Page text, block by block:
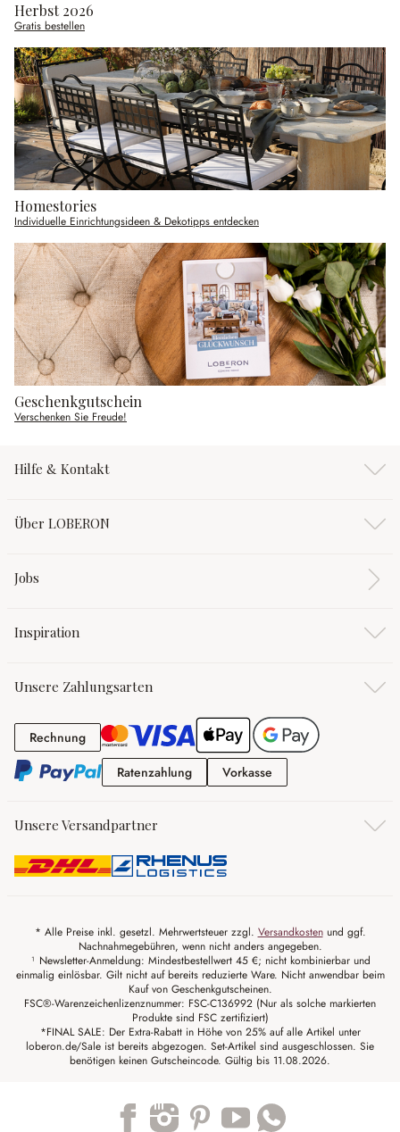
Herbst 2026
Gratis bestellen
Homestories
Individuelle Einrichtungsideen & Dekotipps entdecken
Geschenkgutschein
Verschenken Sie Freude!
Hilfe & Kontakt
Über LOBERON
Jobs
Inspiration
Unsere Zahlungsarten
RechnungRechnung
RatenzahlungRatenzahlung
Vorkasse
Unsere Versandpartner
* Alle Preise inkl. gesetzl. Mehrwertsteuer zzgl. Versandkostenund ggf.
Nachnahmegebühren, wenn nicht anders angegeben.
¹ Newsletter-Anmeldung: Mindestbestellwert 45 €; nicht kombinierbar und
einmalig einlösbar. Gilt nicht auf bereits reduzierte Ware. Nicht anwendbar beim
Kauf von Geschenkgutscheinen.
FSC®-Warenzeichenlizenznummer: FSC-C136992 (Nur als solche markierten
Produkte sind FSC zertifiziert)
*FINAL SALE: Der Extra-Rabatt in Höhe von 25% auf alle Artikel unter
loberon.de/Sale ist bereits abgezogen. Set-Artikel sind ausgeschlossen. Sie
benötigen keinen Gutscheincode. Gültig bis 11.08.2026.